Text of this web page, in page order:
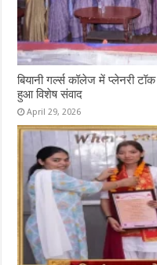
बियानी गर्ल्स कॉलेज में प्लेनरी
हुआ विशेष संवाद
April 29, 2026